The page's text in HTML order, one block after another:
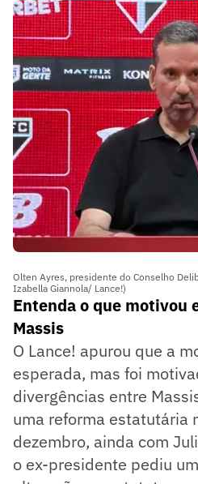
Olten Ayres, presidente do Conselho
Izabella Giannola/ Lance!)
Entenda o que motivou
Massis
O Lance! apurou que a
esperada, mas foi
divergências entre
uma reforma estatutária
dezembro, ainda com
o ex-presidente pediu